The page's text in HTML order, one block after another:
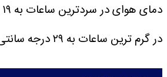
در گرم ترین ساعات به ۲۹ درجه سانتی گراد می رسد.